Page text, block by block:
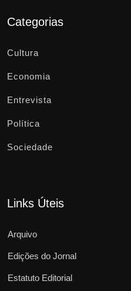
Categorias
Cultura
Economia
Entrevista
Política
Sociedade
Links Úteis
Arquivo
Edições do Jornal
Estatuto Editorial